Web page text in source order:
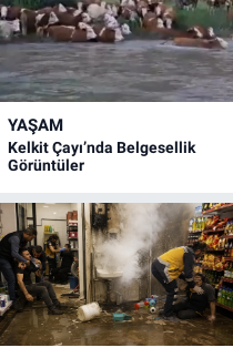
YAŞAM
Kelkit Çayı’nda Belgesellik
Görüntüler